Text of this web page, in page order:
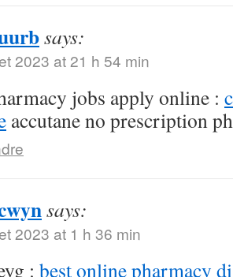
says:
2023 at 21 h 54 min
jobs apply online :
accutane no prescription
says:
2023 at 1 h 36 min
: best online pharmacy